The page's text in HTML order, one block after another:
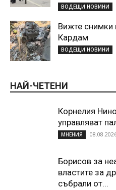
ВОДЕЩИ НОВИНИ
Вижте снимки
Кардам
ВОДЕЩИ НОВИНИ
НАЙ-ЧЕТЕНИ
Корнелия
управляват
МНЕНИЯ
Борисов за
властите за
събрали от...